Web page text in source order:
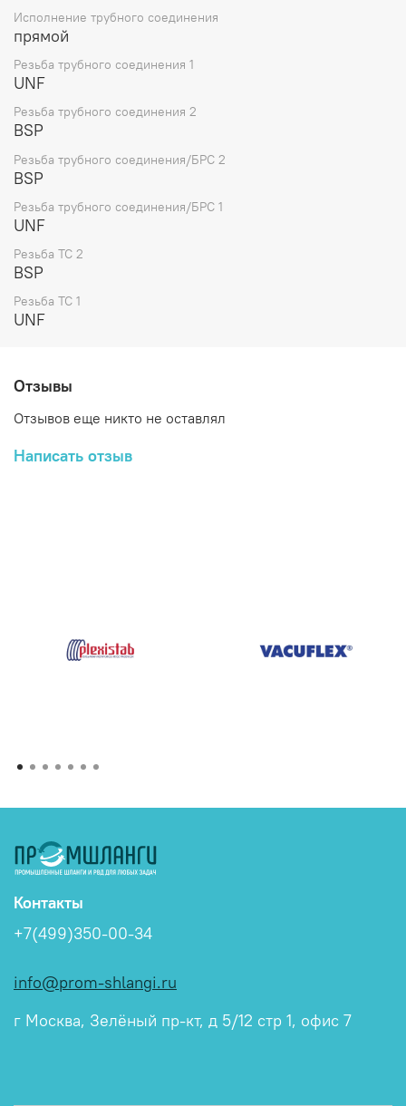
Исполнение трубного соединения
прямой
Резьба трубного соединения 1
UNF
Резьба трубного соединения 2
BSP
Резьба трубного соединения/БРС 2
BSP
Резьба трубного соединения/БРС 1
UNF
Резьба ТС 2
BSP
Резьба ТС 1
UNF
Отзывы
Отзывов еще никто не оставлял
Написать отзыв
Контакты
+7(499)350-00-34
info@prom-shlangi.ru
г Москва, Зелёный пр-кт, д 5/12 стр 1, офис 7